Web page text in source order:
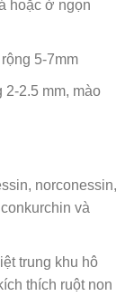
hoặc ở ngọn
5-7mm
2-2.5 mm, mào
norconessin,
và
trung khu hô
thích ruột non